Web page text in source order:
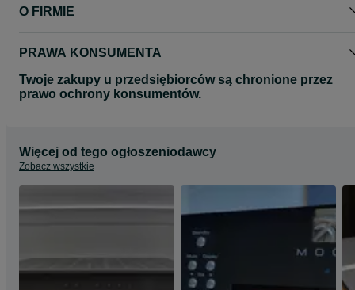
O FIRMIE
PRAWA KONSUMENTA
Twoje zakupy u przedsiębiorców są chronione przez
prawo ochrony konsumentów.
Więcej od tego ogłoszeniodawcy
Zobacz wszystkie